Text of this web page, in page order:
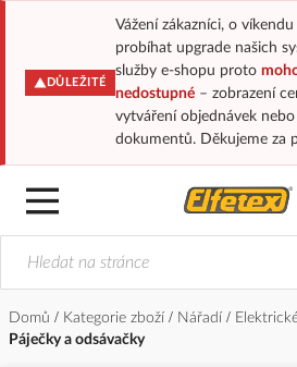
DŮLEŽITÉ
Vážení zákazníci, o víkendu
probíhat upgrade našich
služby e-shopu proto
nedostupné– zobrazení
vytváření objednávek nebo
dokumentů. Děkujeme za
Domů Kategorie zboží Nářadí
Páječky a odsávačky